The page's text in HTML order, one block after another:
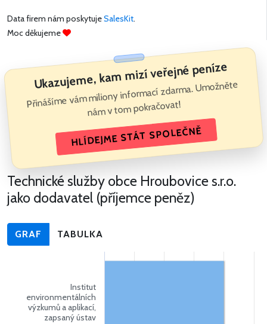
Data firem nám poskytujeSalesKit.
Moc děkujeme
Ukazujeme, kam mizí veřejné peníze
Přinášíme vám miliony informací zdarma. Umožněte
nám v tom pokračovat!
HLÍDEJME STÁT SPOLEČNĚ
Technické služby obce Hroubovice s.r.o.
jako dodavatel (příjemce peněz)
GRAF TABULKA
Institut
environmentálních
výzkumů a aplikací,
zapsaný ústav